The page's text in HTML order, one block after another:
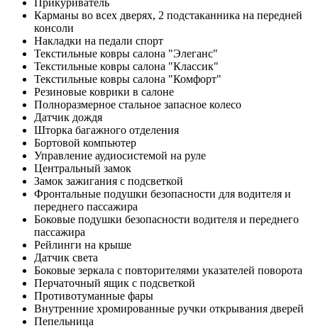
Карманы во всех дверях, 2 подстаканника на передней
консоли
Накладки на педали спорт
Текстильные ковры салона "Элеганс"
Текстильные ковры салона "Классик"
Текстильные ковры салона "Комфорт"
Резиновые коврики в салоне
Полноразмерное стальное запасное колесо
Датчик дождя
Шторка багажного отделения
Бортовой компьютер
Управление аудиосистемой на руле
Центральный замок
Замок зажигания с подсветкой
Фронтальные подушки безопасности для водителя и
переднего пассажира
Боковые подушки безопасности водителя и переднего
пассажира
Рейлинги на крыше
Датчик света
Боковые зеркала с повторителями указателей поворота
Перчаточный ящик с подсветкой
Противотуманные фары
Внутренние хромированные ручки открывания дверей
Пепельница